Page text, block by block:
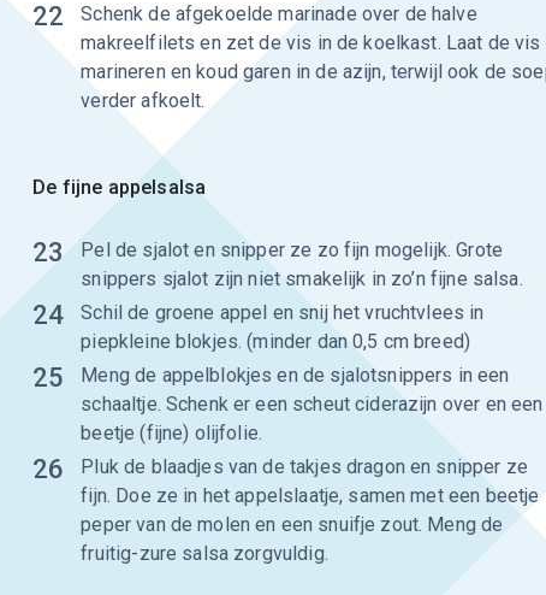
22
Schenk de afgekoelde marinade over de halve
makreelfilets en zet de vis in de koelkast. Laat de vis
marineren en koud garen in de azijn, terwijl ook de
verder afkoelt.
De fijne appelsalsa
23
Pel de sjalot en snipper ze zo fijn mogelijk. Grote
snippers sjalot zijn niet smakelijk in zo’n fijne salsa.
24
Schil de groene appel en snij het vruchtvlees in
piepkleine blokjes. (minder dan 0,5 cm breed)
25
Meng de appelblokjes en de sjalotsnippers in een
schaaltje. Schenk er een scheut ciderazijn over en een
beetje (fijne) olijfolie.
26
Pluk de blaadjes van de takjes dragon en snipper ze
fijn. Doe ze in het appelslaatje, samen met een beetje
peper van de molen en een snuifje zout. Meng de
fruitig-zure salsa zorgvuldig.